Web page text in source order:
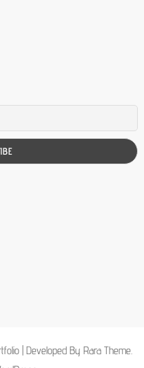
| Developed By Rara Theme.